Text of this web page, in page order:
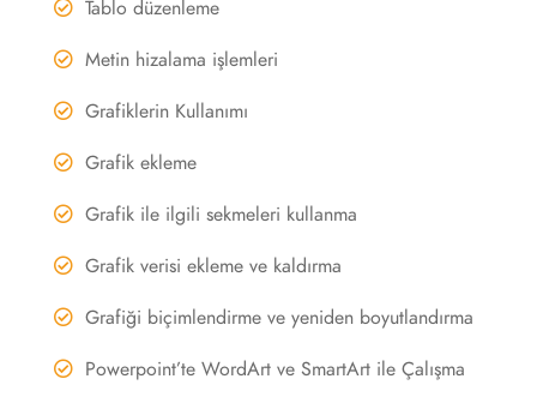
Tablo düzenleme
Metin hizalama işlemleri
Grafiklerin Kullanımı
Grafik ekleme
Grafik ile ilgili sekmeleri kullanma
Grafik verisi ekleme ve kaldırma
Grafiği biçimlendirme ve yeniden boyutlandırma
Powerpoint’te WordArt ve SmartArt ile Çalışma